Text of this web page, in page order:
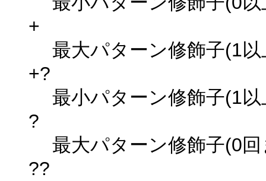
+
最大パターン修飾子(1
+?
最小パターン修飾子(1
?
最大パターン修飾子(0
??